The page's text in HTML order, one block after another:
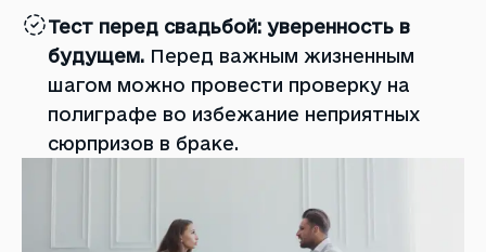
Тест перед свадьбой: уверенность в
будущем. Перед важным жизненным
шагом можно провести проверку на
полиграфе во избежание неприятных
сюрпризов в браке.